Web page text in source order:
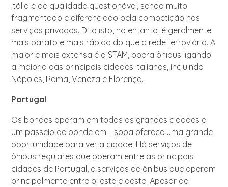
Itália é de qualidade questionável, sendo muito
fragmentado e diferenciado pela competição nos
serviços privados. Dito isto, no entanto, é geralmente
mais barato e mais rápido do que a rede ferroviária. A
maior e mais extensa é a STAM, opera ônibus ligando
a maioria das principais cidades italianas, incluindo
Nápoles, Roma, Veneza e Florença.
Portugal
Os bondes operam em todas as grandes cidades e
um passeio de bonde em Lisboa oferece uma grande
oportunidade para ver a cidade. Há serviços de
ônibus regulares que operam entre as principais
cidades de Portugal, e serviços de ônibus que operam
principalmente entre o leste e oeste. Apesar de